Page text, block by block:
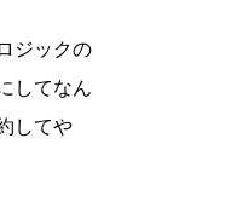
ジックの
してなん
してや